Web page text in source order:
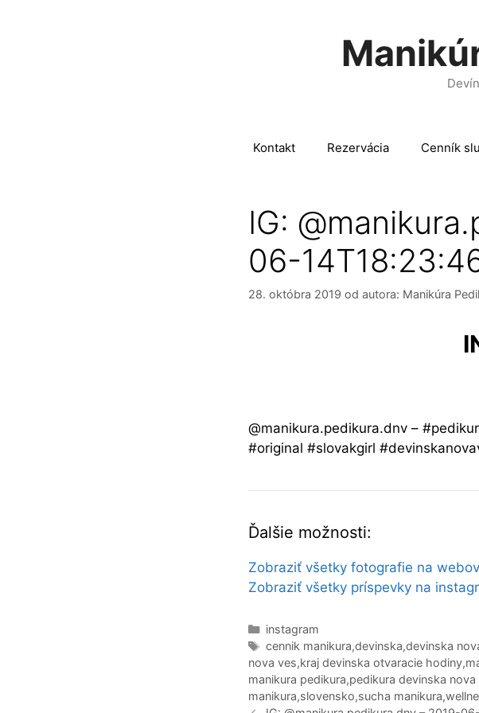
Kontakt Rezervácia Cenník
IG:
06-
28. októbra 2019 od autora: Manikúra
@manikura.pedikura.dnv –
#original #slovakgirl
Ďalšie možnosti:
Zobraziť všetky fotografie na
Zobraziť všetky príspevky na
Kategórie
instagram
Značky
cennik manikura,devinska,devinska
nova ves,kraj devinska otvaracie hodiny,
manikura pedikura,pedikura devinska nova
manikura,slovensko,sucha manikura,